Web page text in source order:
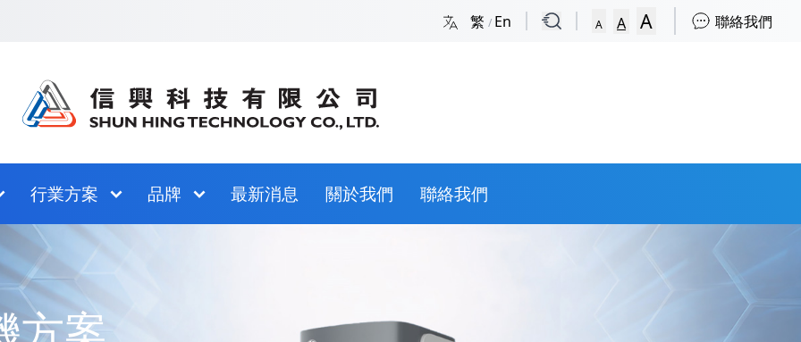
繁/ En A A A 聯絡我們
行業方案 品牌 最新消息 關於我們 聯絡我們